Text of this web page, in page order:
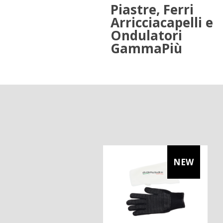
Piastre, Ferri
Arricciacapelli e
Ondulatori
GammaPiù
NEW